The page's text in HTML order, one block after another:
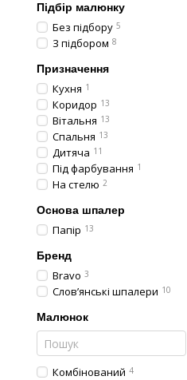
Підбір малюнку
Без підбору 5
З підбором 8
Призначення
Кухня 1
Коридор 13
Вітальня 13
Спальня 13
Дитяча 11
Під фарбування 1
На стелю 2
Основа шпалер
Папір 13
Бренд
Bravo 3
Слов’янські шпалери 10
Малюнок
Комбінований 4